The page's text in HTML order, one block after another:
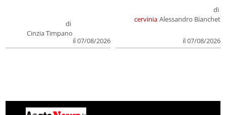
di
Cinzia Timpano
il 07/08/2026
cervinia
di
Alessandro Bianchet
il 07/08/2026